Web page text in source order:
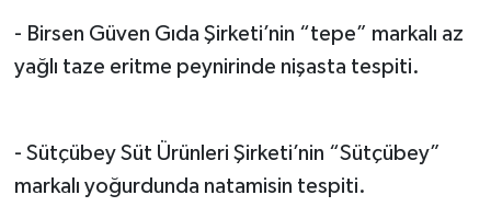
- Birsen Güven Gıda Şirketi’nin “tepe” markalı az
yağlı taze eritme peynirinde nişasta tespiti.
- Sütçübey Süt Ürünleri Şirketi’nin “Sütçübey”
markalı yoğurdunda natamisin tespiti.